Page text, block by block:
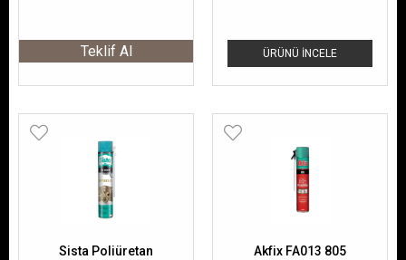
Teklif Al ÜRÜNÜ İNCELE
Sista Poliüretan
Akfix FA013 805